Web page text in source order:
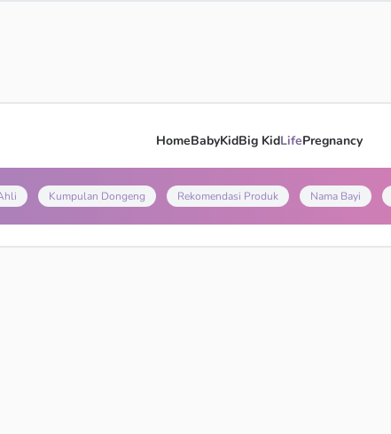
HomeBabyKidBig KidLifePregnancy
Kumpulan Dongeng Rekomendasi Produk Nama Bayi